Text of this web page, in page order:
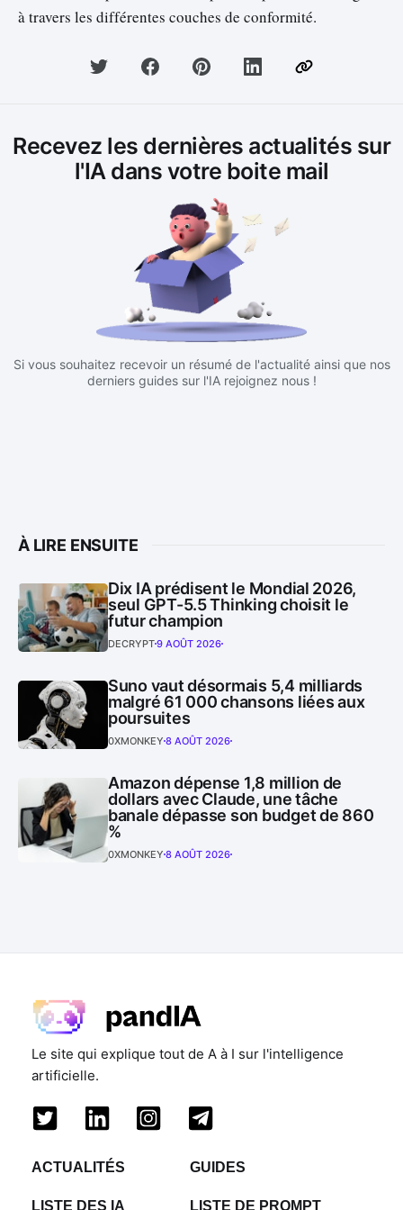
à travers les différentes couches de conformité.
Recevez les dernières actualités sur
l'IA dans votre boite mail
Si vous souhaitez recevoir un résumé de l'actualité ainsi que nos
derniers guides sur l'IA rejoignez nous !
À LIRE ENSUITE
Dix IA prédisent le Mondial 2026,
seul GPT-5.5 Thinking choisit le
futur champion
DECRYPT9 AOÛT 2026
Suno vaut désormais 5,4 milliards
malgré 61 000 chansons liées aux
poursuites
0XMONKEY 8 AOÛT 2026
Amazon dépense 1,8 million de
dollars avec Claude, une tâche
banale dépasse son budget de 860
%
0XMONKEY 8 AOÛT 2026
Le site qui explique tout de A à I sur l'intelligence
artificielle.
ACTUALITÉS GUIDES
LISTE DES IA LISTE DE PROMPT